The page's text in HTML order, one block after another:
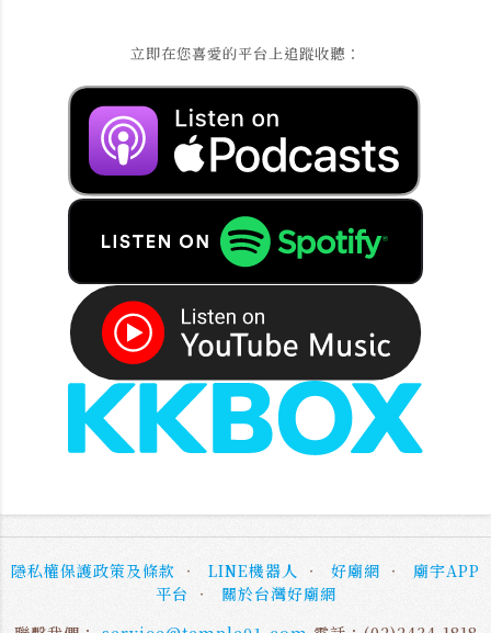
立即在您喜愛的平台上追蹤收聽：
隱私權保護政策及條款 ‧ LINE機器人 ‧ 好廟網 ‧ 廟宇APP
平台 ‧ 關於台灣好廟網